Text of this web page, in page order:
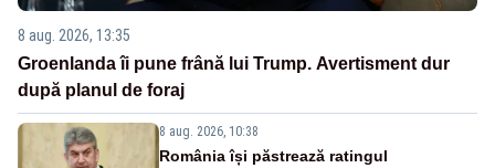
8 aug. 2026, 13:35
Groenlanda îi pune frână lui Trump. Avertisment dur
după planul de foraj
8 aug. 2026, 10:38
România își păstrează ratingul